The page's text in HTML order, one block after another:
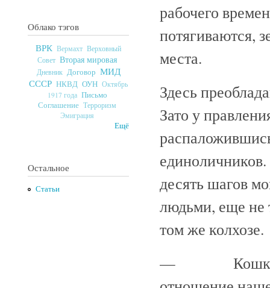
Облако тэгов
ВРК Вермахт Верховный
Совет Вторая мировая
Дневник Договор МИД
СССР НКВД ОУН Октябрь
1917 года Письмо
Соглашение Терроризм
Эмиграция
Ещё
Остальное
Статьи
рабочего
потягиваются,
места.
Здесь
Зато у
десять шагов
людьми, еще не
том же колхозе.
— Кошка